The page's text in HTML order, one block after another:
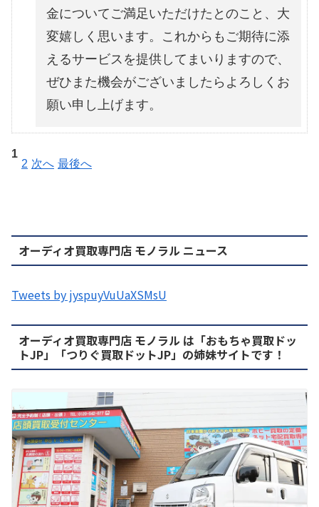
金についてご満足いただけたとのこと、大
変嬉しく思います。これからもご期待に添
えるサービスを提供してまいりますので、
ぜひまた機会がございましたらよろしくお
願い申し上げます。
1
2 次へ 最後へ
オーディオ買取専門店 モノラル ニュース
Tweets by jyspuyVuUaXSMsU
オーディオ買取専門店 モノラル は「おもちゃ買取ドッ
トJP」「つりぐ買取ドットJP」の姉妹サイトです！